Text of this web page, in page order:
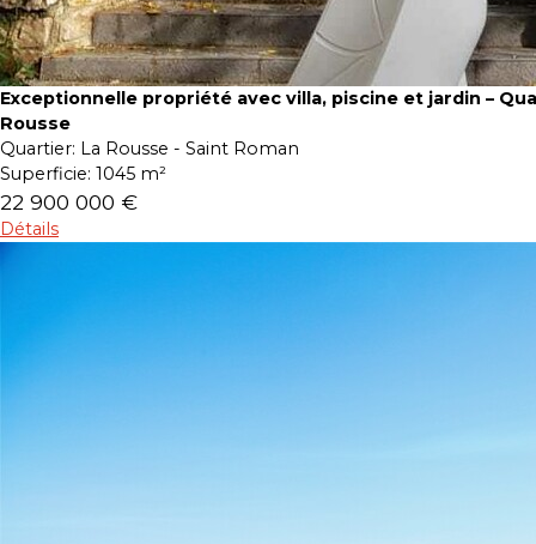
Exceptionnelle propriété avec villa, piscine et jardin –
Rousse
Quartier: La Rousse - Saint Roman
Superficie: 1045 m²
22 900 000 €
Détails